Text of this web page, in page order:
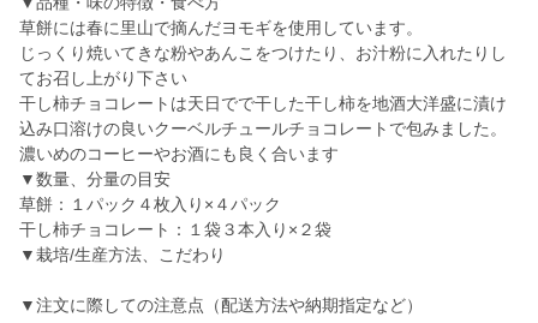
草餅には春に里山で摘んだヨモギを使用しています。
じっくり焼いてきな粉やあんこをつけたり、お汁粉に入れたりし
てお召し上がり下さい
干し柿チョコレートは天日でで干した干し柿を地酒大洋盛に漬け
込み口溶けの良いクーベルチュールチョコレートで包みました。
濃いめのコーヒーやお酒にも良く合います
▼数量、分量の目安
草餅：１パック４枚入り×４パック
干し柿チョコレート：１袋３本入り×２袋
▼栽培/生産方法、こだわり